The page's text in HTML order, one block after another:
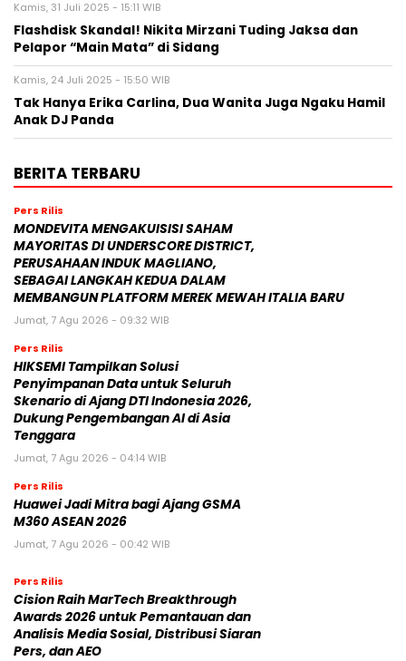
Kamis, 31 Juli 2025 - 15:11 WIB
Flashdisk Skandal! Nikita Mirzani Tuding Jaksa dan
Pelapor “Main Mata” di Sidang
Kamis, 24 Juli 2025 - 15:50 WIB
Tak Hanya Erika Carlina, Dua Wanita Juga Ngaku Hamil
Anak DJ Panda
BERITA TERBARU
Pers Rilis
MONDEVITA MENGAKUISISI SAHAM
MAYORITAS DI UNDERSCORE DISTRICT,
PERUSAHAAN INDUK MAGLIANO,
SEBAGAI LANGKAH KEDUA DALAM
MEMBANGUN PLATFORM MEREK MEWAH ITALIA BARU
Jumat, 7 Agu 2026 - 09:32 WIB
Pers Rilis
HIKSEMI Tampilkan Solusi
Penyimpanan Data untuk Seluruh
Skenario di Ajang DTI Indonesia 2026,
Dukung Pengembangan AI di Asia
Tenggara
Jumat, 7 Agu 2026 - 04:14 WIB
Pers Rilis
Huawei Jadi Mitra bagi Ajang GSMA
M360 ASEAN 2026
Jumat, 7 Agu 2026 - 00:42 WIB
Pers Rilis
Cision Raih MarTech Breakthrough
Awards 2026 untuk Pemantauan dan
Analisis Media Sosial, Distribusi Siaran
Pers, dan AEO